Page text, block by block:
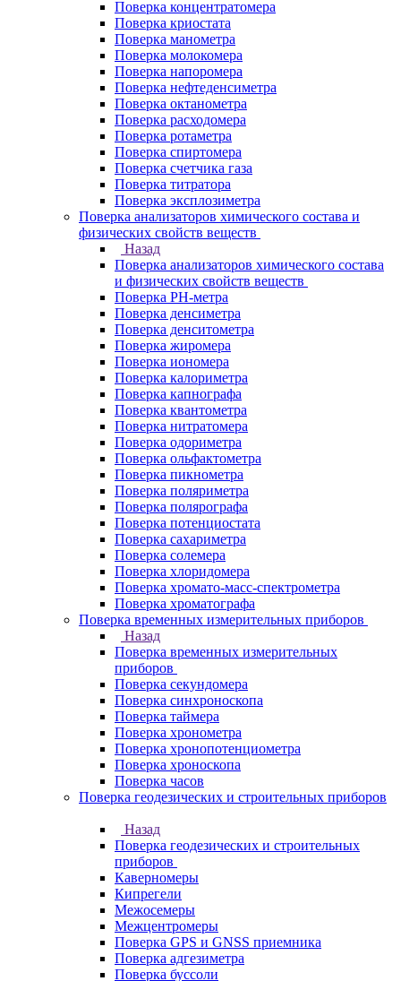
Поверка концентратомера
Поверка криостата
Поверка манометра
Поверка молокомера
Поверка напоромера
Поверка нефтеденсиметра
Поверка октанометра
Поверка расходомера
Поверка ротаметра
Поверка спиртомера
Поверка счетчика газа
Поверка титратора
Поверка эксплозиметра
Поверка анализаторов химического состава и
физических свойств веществ
Назад
Поверка анализаторов химического состава
и физических свойств веществ
Поверка PH-метра
Поверка денсиметра
Поверка денситометра
Поверка жиромера
Поверка иономера
Поверка калориметра
Поверка капнографа
Поверка квантометра
Поверка нитратомера
Поверка одориметра
Поверка ольфактометра
Поверка пикнометра
Поверка поляриметра
Поверка полярографа
Поверка потенциостата
Поверка сахариметра
Поверка солемера
Поверка хлоридомера
Поверка хромато-масс-спектрометра
Поверка хроматографа
Поверка временных измерительных приборов
Назад
Поверка временных измерительных
приборов
Поверка секундомера
Поверка синхроноскопа
Поверка таймера
Поверка хронометра
Поверка хронопотенциометра
Поверка хроноскопа
Поверка часов
Поверка геодезических и строительных приборов
Назад
Поверка геодезических и строительных
приборов
Каверномеры
Кипрегели
Межосемеры
Межцентромеры
Поверка GPS и GNSS приемника
Поверка адгезиметра
Поверка буссоли